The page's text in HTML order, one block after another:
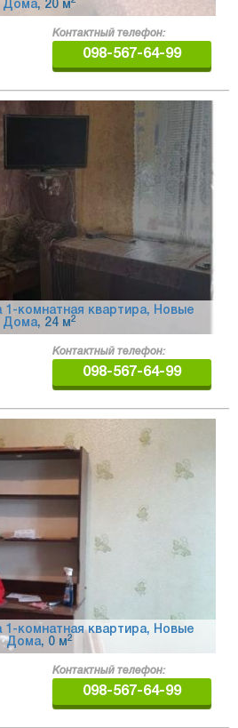
Дома, 20 м
Контактный телефон:
098-567-64-99
1-комнатная квартира, Новые
Дома, 24 м 2
Контактный телефон:
098-567-64-99
1-комнатная квартира, Новые
Дома, 0 м 2
Контактный телефон:
098-567-64-99